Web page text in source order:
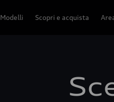
Modelli Scopri e acquista